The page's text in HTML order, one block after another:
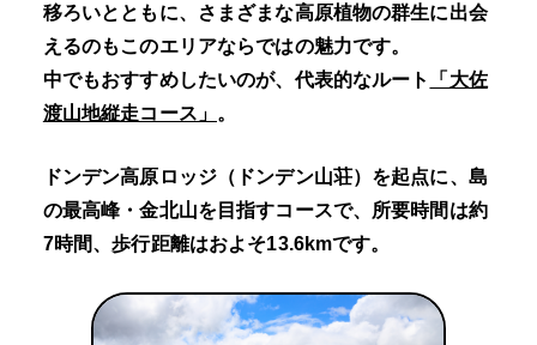
移ろいとともに、さまざまな高原植物の群生に出会
えるのもこのエリアならではの魅力です。
中でもおすすめしたいのが、代表的なルート
「大佐
渡山地縦走コース」 。
ドンデン高原ロッジ（ドンデン山荘）を起点に、島
の最高峰・金北山を目指すコースで、所要時間は約
7時間、歩行距離はおよそ13.6kmです。